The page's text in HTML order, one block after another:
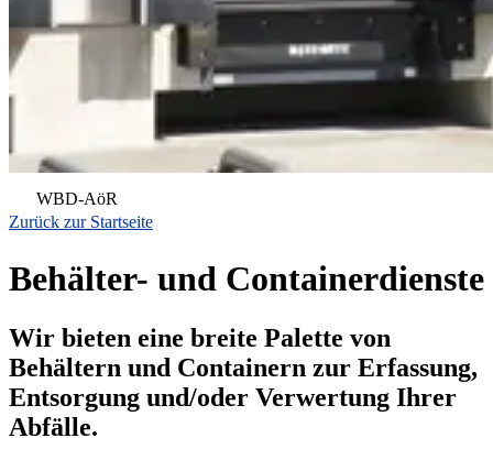
WBD-AöR
Zurück zur Startseite
Behälter- und Containerdienste
Wir bieten eine breite Palette von
Behältern und Containern zur Erfassung,
Entsorgung und/oder Verwertung Ihrer
Abfälle.